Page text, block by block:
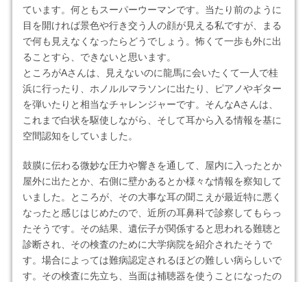
ています。何ともスーパーウーマンです。当たり前のように
目を開ければ景色や行き交う人の顔が見える私ですが、まる
で何も見えなくなったらどうでしょう。怖くて一歩も外に出
ることすら、できないと思います。
ところがAさんは、見えないのに龍馬に会いたくて一人で桂
浜に行ったり、ホノルルマラソンに出たり、ピアノやギター
を弾いたりと相当なチャレンジャーです。そんなAさんは、
これまで白状を駆使しながら、そして耳から入る情報を基に
空間認知をしていました。
鼓膜に伝わる微妙な圧力や響きを通して、屋内に入ったとか
屋外に出たとか、右側に壁かあるとか様々な情報を察知して
いました。ところが、その大事な耳の聞こえが最近特に悪く
なったと感じはじめたので、近所の耳鼻科で診察してもらっ
たそうです。その結果、遺伝子が関係すると思われる難聴と
診断され、その検査のために大学病院を紹介されたそうで
す。場合によっては難病認定されるほどの難しい病らしいで
す。その検査に先立ち、当面は補聴器を使うことになったの